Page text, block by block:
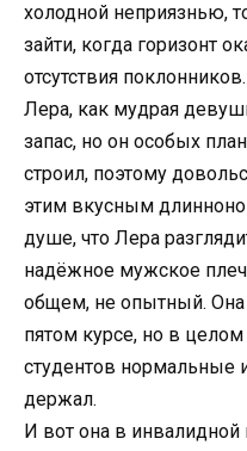
холодной неприязнью,
зайти, когда горизонт
отсутствия
Лера, как мудрая
запас, но он особых
строил, поэтому
этим вкусным
душе, что Лера
надёжное мужское
общем, не опытный. Она
пятом курсе, но в
студентов нормальные
держал.
И вот она в